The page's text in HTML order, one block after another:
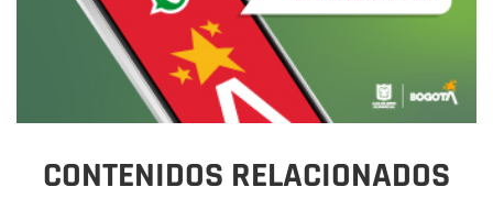
CONTENIDOS RELACIONADOS